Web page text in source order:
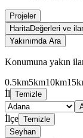
Projeler
HaritaDeğerleri ve
Yakınımda Ara
Konumuna yakın
0.5km5km10km
İl Temizle
İlçe Temizle
Seyhan